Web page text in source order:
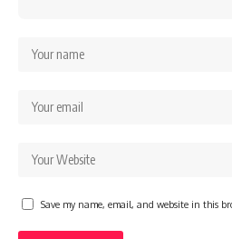
Save my name, email, and website in this